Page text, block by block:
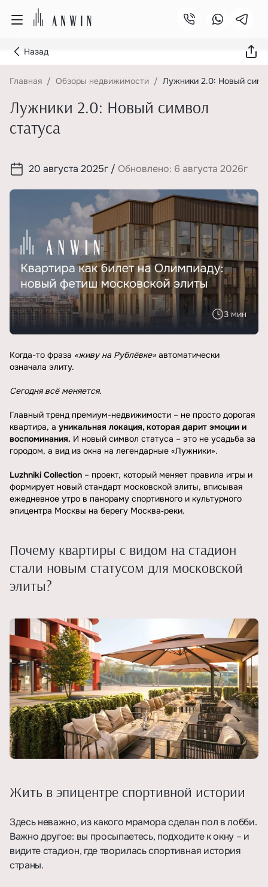
Назад
Главная Обзоры недвижимости Лужники 2.0: Новый
Лужники 2.0: Новый символ
статуса
20 августа 2025г / Обновлено: 6 августа 2026г
3 мин
Когда-то фраза «живу на Рублёвке» автоматически
означала элиту.
Сегодня всё меняется.
Главный тренд премиум-недвижимости – не просто дорогая
квартира, а уникальная локация, которая дарит эмоции и
воспоминания. И новый символ статуса – это не усадьба за
городом, а вид из окна на легендарные «Лужники».
Luzhniki Collection – проект, который меняет правила игры и
формирует новый стандарт московской элиты, вписывая
ежедневное утро в панораму спортивного и культурного
эпицентра Москвы на берегу Москва‑реки.
Почему квартиры с видом на стадион
стали новым статусом для московской
элиты?
Жить в эпицентре спортивной истории
Здесь неважно, из какого мрамора сделан пол в лобби.
Важно другое: вы просыпаетесь, подходите к окну – и
видите стадион, где творилась спортивная история
страны.